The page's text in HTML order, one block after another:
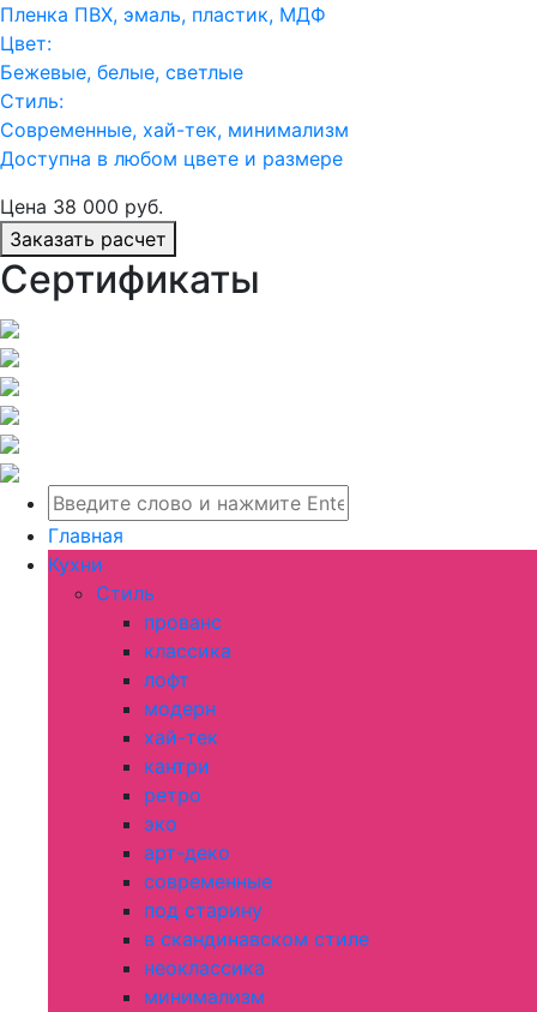
Пленка ПВХ, эмаль, пластик, МДФ
Цвет:
Бежевые, белые, светлые
Стиль:
Современные, хай-тек, минимализм
Доступна в любом цвете и размере
Цена 38 000 руб.
Заказать расчет
Сертификаты
Главная
Кухни
Стиль
прованс
классика
лофт
модерн
хай-тек
кантри
ретро
эко
арт-деко
современные
под старину
в скандинавском стиле
неоклассика
минимализм